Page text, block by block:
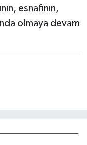
esnafının,
olmaya devam